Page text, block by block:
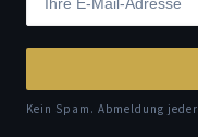
Kein Spam. Abmeldung